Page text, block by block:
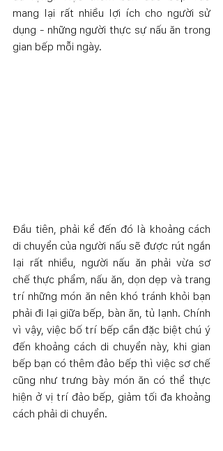
mang lại rất nhiều lợi ích cho người sử
dụng - những người thực sự nấu ăn trong
gian bếp mỗi ngày.
Đầu tiên, phải kể đến đó là khoảng cách
di chuyển của người nấu sẽ được rút ngắn
lại rất nhiều, người nấu ăn phải vừa sơ
chế thực phẩm, nấu ăn, dọn dẹp và trang
trí những món ăn nên khó tránh khỏi bạn
phải đi lại giữa bếp, bàn ăn, tủ lạnh. Chính
vì vậy, việc bố trí bếp cần đặc biệt chú ý
đến khoảng cách di chuyển này, khi gian
bếp bạn có thêm đảo bếp thì việc sơ chế
cũng như trưng bày món ăn có thể thực
hiện ở vị trí đảo bếp, giảm tối đa khoảng
cách phải di chuyển.